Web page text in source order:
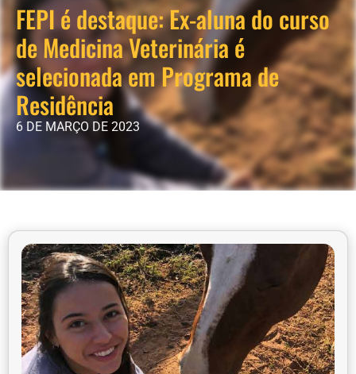
FEPI é destaque: Ex-aluna do curso
de Medicina Veterinária é
selecionada em Programa de
Residência
6 DE MARÇO DE 2023